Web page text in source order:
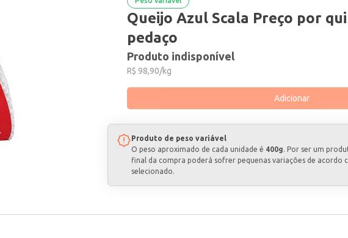
Queijo Azul Scala Preço por
pedaço
Produto indisponível
R$ 98,90/kg
Adicionar
Produto de peso variável
O peso aproximado de cada unidade é 400g. Por ser um
final da compra poderá sofrer pequenas variações de acordo
selecionado.